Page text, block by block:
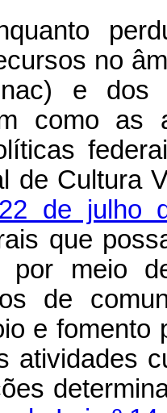
no
e dos
como as
de Cultura
de julho
que
por meio
de
e fomento
atividades